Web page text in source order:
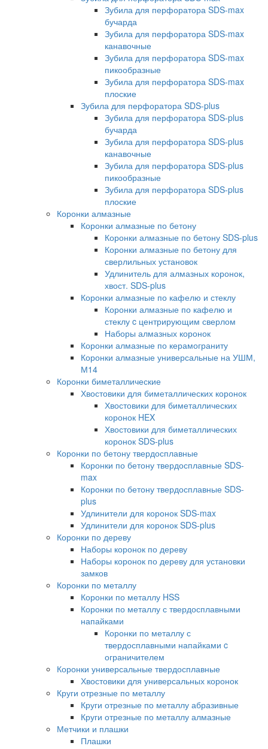
Зубила для перфоратора SDS-max
бучарда
Зубила для перфоратора SDS-max
канавочные
Зубила для перфоратора SDS-max
пикообразные
Зубила для перфоратора SDS-max
плоские
Зубила для перфоратора SDS-plus
Зубила для перфоратора SDS-plus
бучарда
Зубила для перфоратора SDS-plus
канавочные
Зубила для перфоратора SDS-plus
пикообразные
Зубила для перфоратора SDS-plus
плоские
Коронки алмазные
Коронки алмазные по бетону
Коронки алмазные по бетону SDS-plus
Коронки алмазные по бетону для
сверлильных установок
Удлинитель для алмазных коронок,
хвост. SDS-plus
Коронки алмазные по кафелю и стеклу
Коронки алмазные по кафелю и
стеклу c центрирующим сверлом
Наборы алмазных коронок
Коронки алмазные по керамограниту
Коронки алмазные универсальные на УШМ,
М14
Коронки биметаллические
Хвостовики для биметаллических коронок
Хвостовики для биметаллических
коронок HEX
Хвостовики для биметаллических
коронок SDS-plus
Коронки по бетону твердосплавные
Коронки по бетону твердосплавные SDS-
max
Коронки по бетону твердосплавные SDS-
plus
Удлинители для коронок SDS-max
Удлинители для коронок SDS-plus
Коронки по дереву
Наборы коронок по дереву
Наборы коронок по дереву для установки
замков
Коронки по металлу
Коронки по металлу HSS
Коронки по металлу с твердосплавными
напайками
Коронки по металлу с
твердосплавными напайками c
ограничителем
Коронки универсальные твердосплавные
Хвостовики для универсальных коронок
Круги отрезные по металлу
Круги отрезные по металлу абразивные
Круги отрезные по металлу алмазные
Метчики и плашки
Плашки